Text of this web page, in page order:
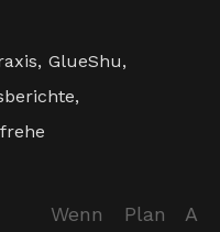
,GlueShu,
,
Wenn Plan A